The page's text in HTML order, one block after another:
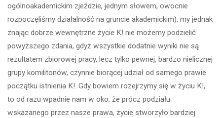
ogólnoakademickim zjeździe, jednym słowem, owocnie
rozpoczęliśmy działalność na gruncie akademickim), my jednak
znając dobrze wewnętrzne życie K! nie możemy podzielić
powyższego zdania, gdyż wszystkie dodatnie wyniki nie są
rezultatem zbiorowej pracy, lecz tylko pewnej, bardzo nielicznej
grupy komilitonów, czynnie biorącej udział od samego prawie
początku istnienia K!. Gdy bowiem rozejrzymy się w życiu K!,
to od razu wpadnie nam w oko, że prócz podziału
wskazanego przez nasze prawa, życie stworzyło bardziej